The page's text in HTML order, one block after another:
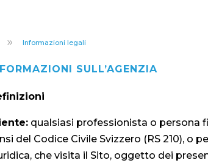
9 Informazioni legali
SULL’AGENZIA
qualsiasi professionista o persona
del Codice Civile Svizzero (RS 210), o
che visita il Sito, oggetto dei